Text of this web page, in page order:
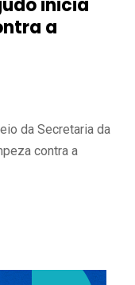
inicia
a
da Secretaria da
contra a